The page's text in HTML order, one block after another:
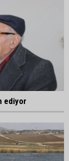
ediyor